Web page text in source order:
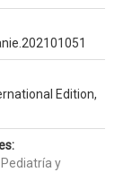
Edition,
y